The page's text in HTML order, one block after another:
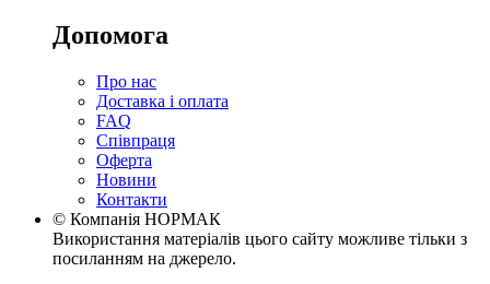
Допомога
Про нас
Доставка і оплата
FAQ
Співпраця
Оферта
Новини
Контакти
© Компанія НОРМАК
Використання матеріалів цього сайту можливе тільки з
посиланням на джерело.